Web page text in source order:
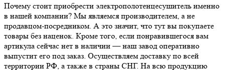
Почему стоит приобрести электрополотенцесушитель именно
в нашей компании? Мы являемся производителем, а не
продавцом-посредником. А это значит, что тут вы покупаете
товары без наценок. Кроме того, если понравившегося вам
артикула сейчас нет в наличии — наш завод оперативно
выпустит его под заказ. Осуществляем доставку по всей
территории РФ, а также в страны СНГ. На всю продукцию